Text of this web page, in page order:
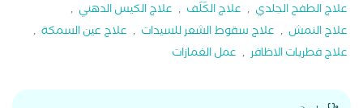
علاج الطفح الجلدي , علاج الكَلَف , علاج الكيس الدهني ,
علاج النمش , علاج سقوط الشعر للسيدات , علاج عين السمكة ,
علاج فطريات الاظافر , عمل الغمازات